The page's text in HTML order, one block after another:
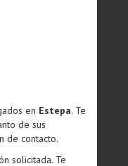
en Estepa. Te
de sus
de contacto.
solicitada. Te